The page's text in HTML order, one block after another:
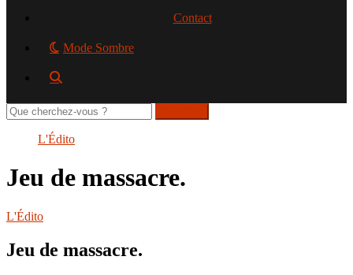
Contact
Mode Sombre
Rechercher
sur
L'Édito
Jeu de massacre.
L'Édito
Jeu de massacre.